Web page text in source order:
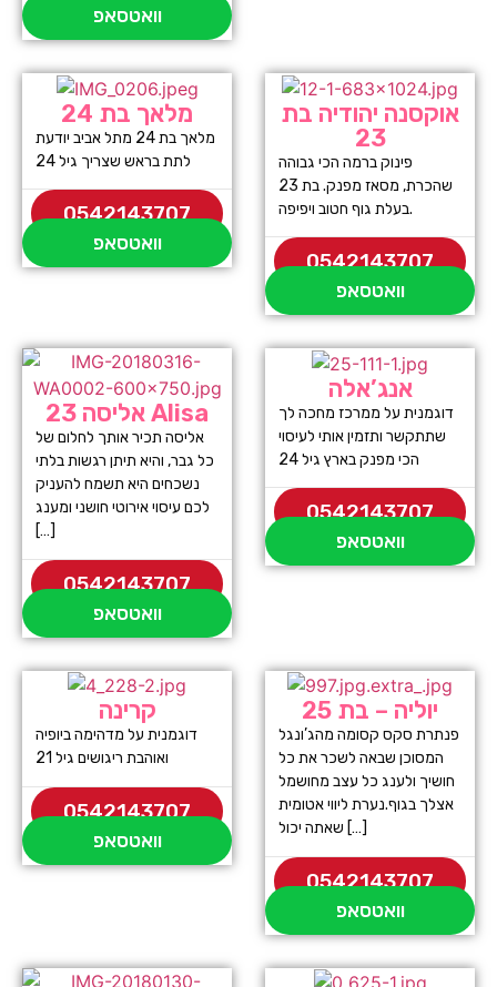
וואטסאפ
מלאך בת 24
מלאך בת 24 מתל אביב יודעת
לתת בראש שצריך גיל 24
0542143707
וואטסאפ
אוקסנה יהודיה בת
23
פינוק ברמה הכי גבוהה
שהכרת, מסאז מפנק. בת 23
בעלת גוף חטוב ויפיפה.
0542143707
וואטסאפ
אליסה 23 Alisa
אליסה תכיר אותך לחלום של
כל גבר, והיא תיתן רגשות בלתי
נשכחים היא תשמח להעניק
לכם עיסוי אירוטי חושני ומענג
[…]
0542143707
וואטסאפ
אנג’אלה
דוגמנית על ממרכז מחכה לך
שתתקשר ותזמין אותי לעיסוי
הכי מפנק בארץ גיל 24
0542143707
וואטסאפ
קרינה
דוגמנית על מדהימה ביופיה
ואוהבת ריגושים גיל 21
0542143707
וואטסאפ
יוליה – בת 25
פנתרת סקס קסומה מהג’ונגל
המסוכן שבאה לשכר את כל
חושיך ולענג כל עצב מחושמל
אצלך בגוף.נערת ליווי אטומית
שאתה יכול […]
0542143707
וואטסאפ